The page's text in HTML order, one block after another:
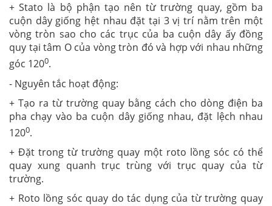
+ Stato là bộ phận tạo nên từ trường quay, gồm ba
cuộn dây giống hệt nhau đặt tại 3 vị trí nằm trên một
vòng tròn sao cho các trục của ba cuộn dây ấy đồng
quy tại tâm O của vòng tròn đó và hợp với nhau những
góc 1200.
- Nguyên tắc hoạt động:
+ Tạo ra từ trường quay bằng cách cho dòng điện ba
pha chạy vào ba cuộn dây giống nhau, đặt lệch nhau
1200.
+ Đặt trong từ trường quay một roto lồng sóc có thể
quay xung quanh trục trùng với trục quay của từ
trường.
+ Roto lồng sóc quay do tác dụng của từ trường quay